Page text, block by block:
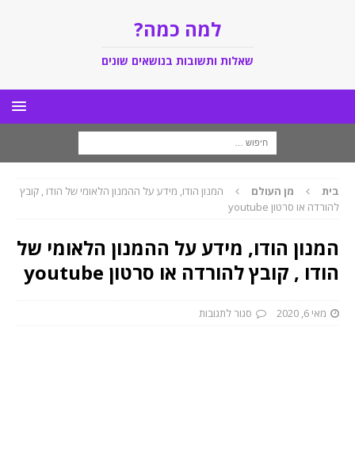
למה כמה?
שאלות ותשובות בנושאים שונים
בית מן העולם
המנון הודו, מידע על ההמנון הלאומי של הודו , קובץ
להורדה או סרטון youtube
המנון הודו, מידע על ההמנון הלאומי של
הודו , קובץ להורדה או סרטון youtube
מאי 6, 2020 סגור לתגובות